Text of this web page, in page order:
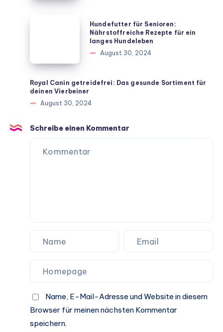
beliebtesten
Rezepte
für
ein
langes
Hundefutter für Senioren:
Nährstoffreiche Rezepte für ein
langes Hundeleben
August 30, 2024
Royal Canin getreidefrei: Das gesunde Sortiment für
deinen Vierbeiner
August 30, 2024
Schreibe einen Kommentar
Name, E-Mail-Adresse und Website in diesem
Browser für meinen nächsten Kommentar
speichern.